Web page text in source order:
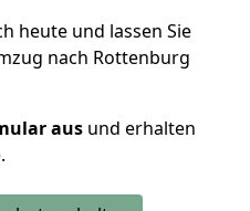
heute und lassen Sie
nach Rottenburg
aus und erhalten